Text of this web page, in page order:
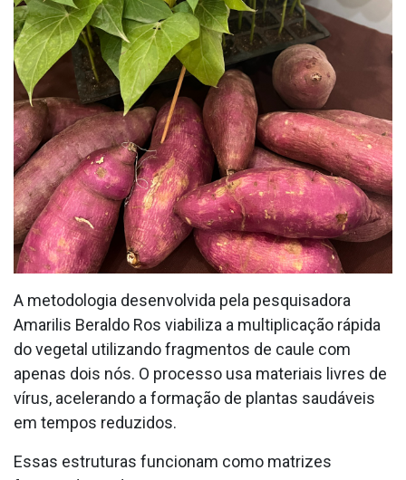
A metodologia desenvolvida pela pesquisadora
Amarilis Beraldo Ros viabiliza a multiplicação rápida
do vegetal utilizando fragmentos de caule com
apenas dois nós. O processo usa materiais livres de
vírus, acelerando a formação de plantas saudáveis
em tempos reduzidos.
Essas estruturas funcionam como matrizes